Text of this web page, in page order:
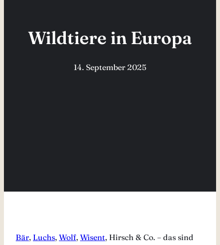
Wildtiere in Europa
14. September 2025
Bär, Luchs, Wolf, Wisent, Hirsch & Co. – das sind